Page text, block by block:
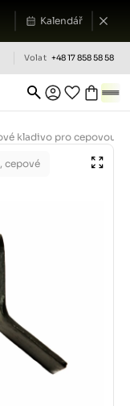
Kalendář
Volat +48 17 858 58 58
kladivo pro cepovou
cepové